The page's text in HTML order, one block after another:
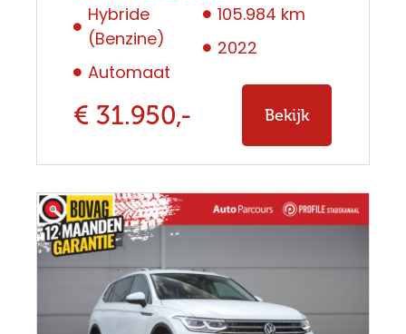
Hybride
(Benzine)
Automaat
105.984 km
2022
€ 31.950,- Bekijk